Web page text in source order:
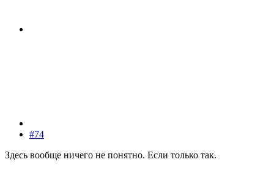
#74
Здесь вообще ничего не понятно. Если только так.